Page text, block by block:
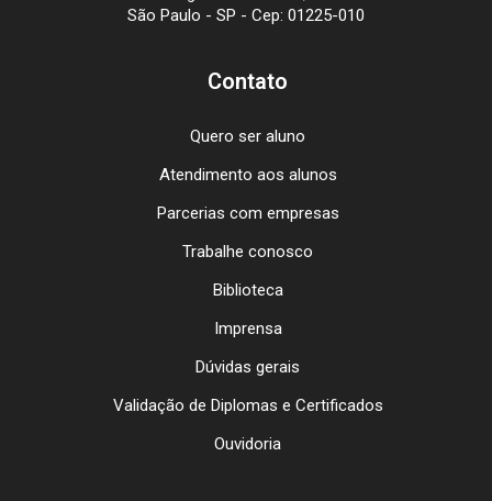
São Paulo - SP - Cep: 01225-010
Contato
Quero ser aluno
Atendimento aos alunos
Parcerias com empresas
Trabalhe conosco
Biblioteca
Imprensa
Dúvidas gerais
Validação de Diplomas e Certificados
Ouvidoria